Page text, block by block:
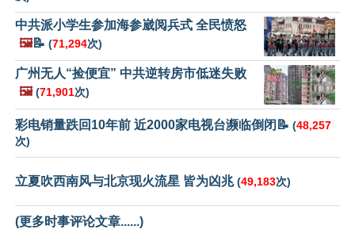
中共派小学生参加海参崴阅兵式 全民愤怒
🖼️📝 (71,294次)
广州无人“捡便宜” 中共逆转房市低迷失败
🖼️ (71,901次)
彩电销量跌回10年前 近2000家电视台濒临倒闭📝 (48,257
次)
立夏吹西南风与北京现火流星 皆为凶兆(49,183次)
(更多时事评论文章......)